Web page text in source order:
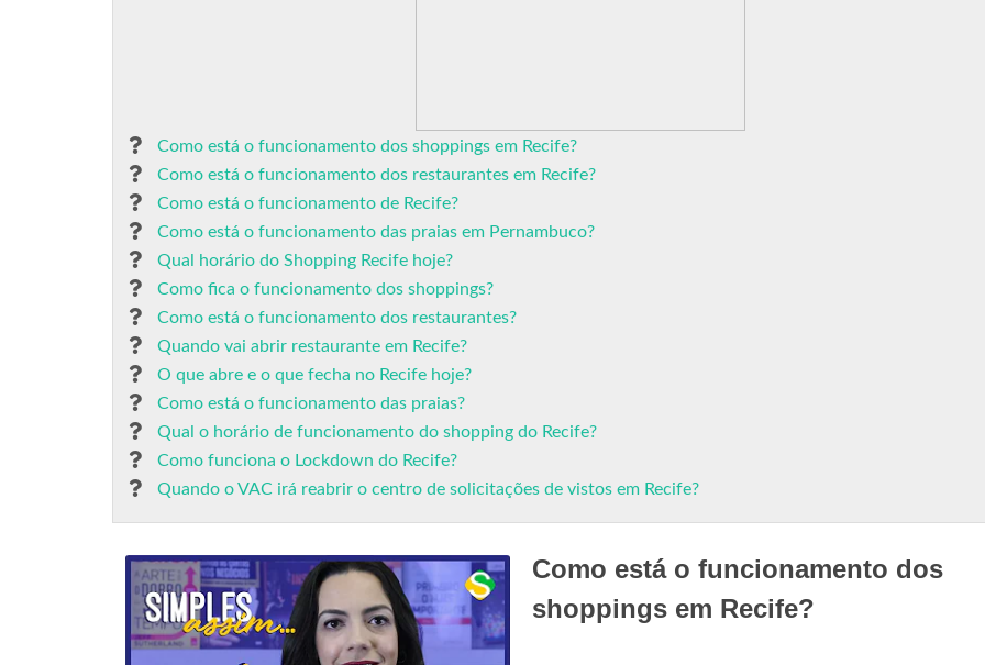
Como está o funcionamento dos shoppings em Recife?
Como está o funcionamento dos restaurantes em Recife?
Como está o funcionamento de Recife?
Como está o funcionamento das praias em Pernambuco?
Qual horário do Shopping Recife hoje?
Como fica o funcionamento dos shoppings?
Como está o funcionamento dos restaurantes?
Quando vai abrir restaurante em Recife?
O que abre e o que fecha no Recife hoje?
Como está o funcionamento das praias?
Qual o horário de funcionamento do shopping do Recife?
Como funciona o Lockdown do Recife?
Quando o VAC irá reabrir o centro de solicitações de vistos em Recife?
Como está o funcionamento dos
shoppings em Recife?